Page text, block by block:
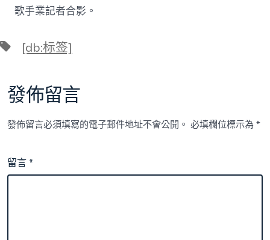
歌手業記者合影。
標 [db:标签]
發佈留言
發佈留言必須填寫的電子郵件地址不會公開。 必填欄位標示為*
留言*